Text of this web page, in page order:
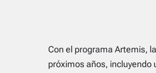
Con el programa Artemis,
próximos años, incluyendo